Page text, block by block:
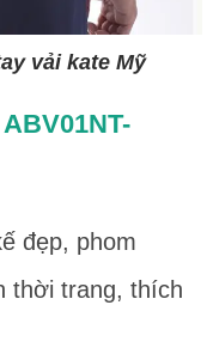
vải kate Mỹ
đẹp, phom
thời trang, thích